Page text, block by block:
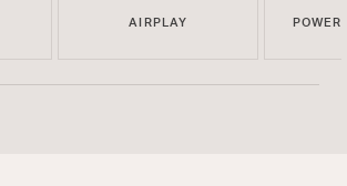
AIRPLAY